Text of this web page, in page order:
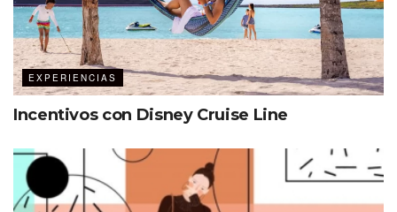
EXPERIENCIAS
Incentivos con Disney Cruise Line